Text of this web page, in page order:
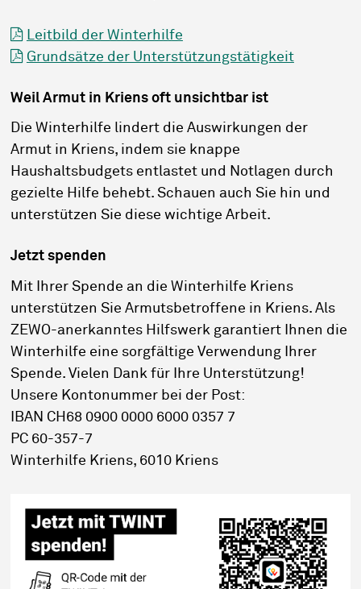
Leitbild der Winterhilfe
Grundsätze der Unterstützungstätigkeit
Weil Armut in Kriens oft unsichtbar ist
Die Winterhilfe lindert die Auswirkungen der
Armut in Kriens, indem sie knappe
Haushaltsbudgets entlastet und Notlagen durch
gezielte Hilfe behebt. Schauen auch Sie hin und
unterstützen Sie diese wichtige Arbeit.
Jetzt spenden
Mit Ihrer Spende an die Winterhilfe Kriens
unterstützen Sie Armutsbetroffene in Kriens. Als
ZEWO-anerkanntes Hilfswerk garantiert Ihnen die
Winterhilfe eine sorgfältige Verwendung Ihrer
Spende. Vielen Dank für Ihre Unterstützung!
Unsere Kontonummer bei der Post:
IBAN CH68 0900 0000 6000 0357 7
PC 60-357-7
Winterhilfe Kriens, 6010 Kriens